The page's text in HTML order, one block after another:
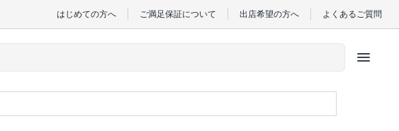
はじめての方へ ご満足保証について 出店希望の方へ よくあるご質問
menu